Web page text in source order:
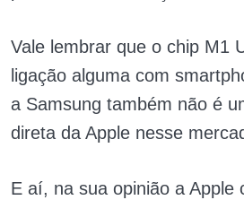
Vale lembrar que o chip M1
ligação alguma com
a Samsung também não é
direta da Apple nesse
E aí, na sua opinião a Apple